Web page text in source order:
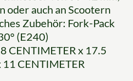
oder auch an Scootern
Zubehör: Fork-Pack
(E240)
CENTIMETER x 17.5
CENTIMETER